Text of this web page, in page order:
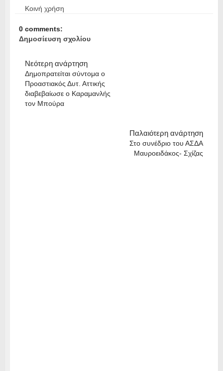
Κοινή χρήση
0 comments:
Δημοσίευση σχολίου
Νεότερη ανάρτηση
Δημοπρατείται σύντομα ο
Προαστιακός Δυτ. Αττικής
διαβεβαίωσε ο Καραμανλής
τον Μπούρα
Παλαιότερη ανάρτηση
Στο συνέδριο του ΑΣΔΑ
Μαυροειδάκος- Σχίζας